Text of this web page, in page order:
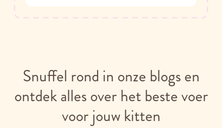
Snuffel rond in onze blogs en
ontdek alles over het beste voer
voor jouw kitten